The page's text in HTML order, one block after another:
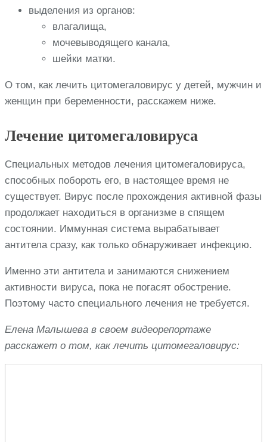
выделения из органов:
влагалища,
мочевыводящего канала,
шейки матки.
О том, как лечить цитомегаловирус у детей, мужчин и
женщин при беременности, расскажем ниже.
Лечение цитомегаловируса
Специальных методов лечения цитомегаловируса,
способных побороть его, в настоящее время не
существует. Вирус после прохождения активной фазы
продолжает находиться в организме в спящем
состоянии. Иммунная система вырабатывает
антитела сразу, как только обнаруживает инфекцию.
Именно эти антитела и занимаются снижением
активности вируса, пока не погасят обострение.
Поэтому часто специального лечения не требуется.
Елена Малышева в своем видеорепортаже
расскажет о том, как лечить цитомегаловирус: